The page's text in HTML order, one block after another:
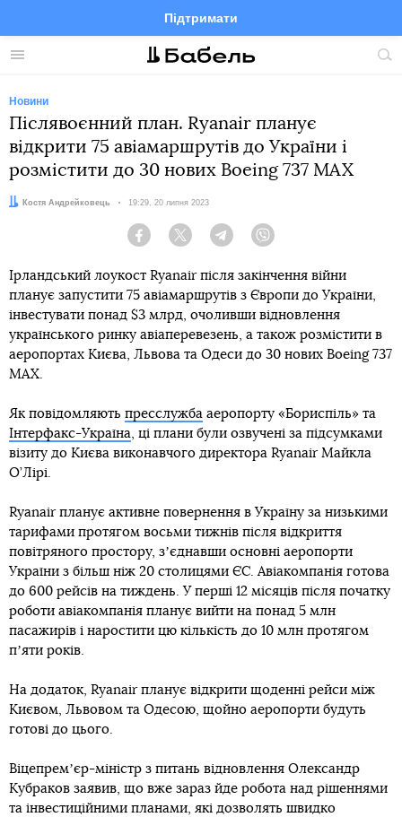
Меню
Підтримати
FacebookTelegramTwitter
Новини
Післявоєнний план. Ryanair планує
відкрити 75 авіамаршрутів до України і
розмістити до 30 нових Boeing 737 MAX
Автор:Костя Андрейковець Дата:
19:29, 20 липня 2023
Facebook Twitter Telegram
Ірландський лоукост Ryanair після закінчення війни
планує запустити 75 авіамаршрутів з Європи до України,
інвестувати понад $3 млрд, очоливши відновлення
українського ринку авіаперевезень, а також розмістити в
аеропортах Києва, Львова та Одеси до 30 нових Boeing 737
MAX.
Як повідомляють пресслужба аеропорту «Бориспіль» та
Інтерфакс-Україна, ці плани були озвучені за підсумками
візиту до Києва виконавчого директора Ryanair Майкла
О’Лірі.
Ryanair планує активне повернення в Україну за низькими
тарифами протягом восьми тижнів після відкриття
повітряного простору, зʼєднавши основні аеропорти
України з більш ніж 20 столицями ЄС. Авіакомпанія готова
до 600 рейсів на тиждень. У перші 12 місяців після початку
роботи авіакомпанія планує вийти на понад 5 млн
пасажирів і наростити цю кількість до 10 млн протягом
пʼяти років.
На додаток, Ryanair планує відкрити щоденні рейси між
Києвом, Львовом та Одесою, щойно аеропорти будуть
готові до цього.
Віцепремʼєр-міністр з питань відновлення Олександр
Кубраков заявив, що вже зараз йде робота над рішеннями
та інвестиційними планами, які дозволять швидко